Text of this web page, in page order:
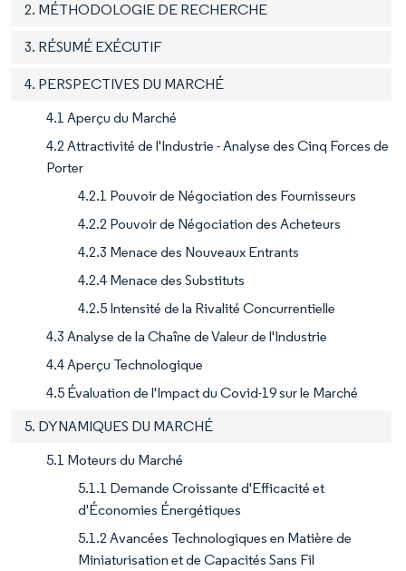
2. MÉTHODOLOGIE DE RECHERCHE
3. RÉSUMÉ EXÉCUTIF
4. PERSPECTIVES DU MARCHÉ
4.1 Aperçu du Marché
4.2 Attractivité de l'Industrie - Analyse des Cinq Forces de
Porter
4.2.1 Pouvoir de Négociation des Fournisseurs
4.2.2 Pouvoir de Négociation des Acheteurs
4.2.3 Menace des Nouveaux Entrants
4.2.4 Menace des Substituts
4.2.5 Intensité de la Rivalité Concurrentielle
4.3 Analyse de la Chaîne de Valeur de l'Industrie
4.4 Aperçu Technologique
4.5 Évaluation de l'Impact du Covid-19 sur le Marché
5. DYNAMIQUES DU MARCHÉ
5.1 Moteurs du Marché
5.1.1 Demande Croissante d'Efficacité et
d'Économies Énergétiques
5.1.2 Avancées Technologiques en Matière de
Miniaturisation et de Capacités Sans Fil